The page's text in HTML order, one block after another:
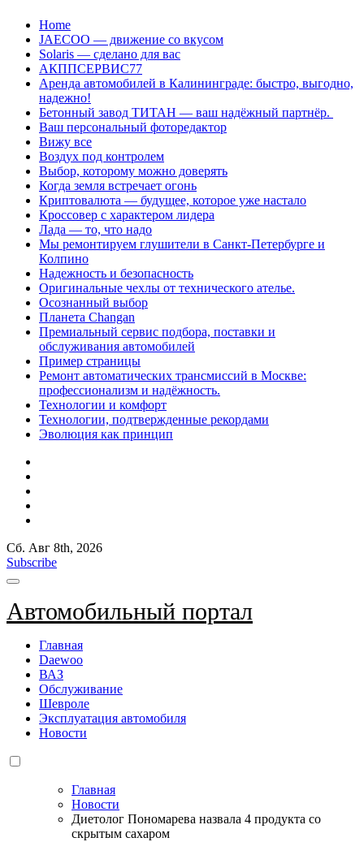
Перейти
содержанию
Home
JAECOO — движение со вкусом
Solaris — сделано для вас
АКППСЕРВИС77
Аренда автомобилей в Калининграде: быстро, выгодно,
надежно!
Бетонный завод ТИТАН — ваш надёжный партнёр.
Ваш персональный фоторедактор
Вижу все
Воздух под контролем
Выбор, которому можно доверять
Когда земля встречает огонь
Криптовалюта — будущее, которое уже настало
Кроссовер с характером лидера
Лада — то, что надо
Мы ремонтируем глушители в Санкт-Петербурге и
Колпино
Надежность и безопасность
Оригинальные чехлы от технического ателье.
Осознанный выбор
Планета Changan
Премиальный сервис подбора, поставки и
обслуживания автомобилей
Пример страницы
Ремонт автоматических трансмиссий в Москве:
профессионализм и надёжность.
Технологии и комфорт
Технологии, подтвержденные рекордами
Эволюция как принцип
Сб. Авг 8th, 2026
Subscribe
Автомобильный портал
Главная
Daewoo
ВАЗ
Обслуживание
Шевроле
Эксплуатация автомобиля
Новости
Главная
Новости
Диетолог Пономарева назвала 4 продукта со
скрытым сахаром